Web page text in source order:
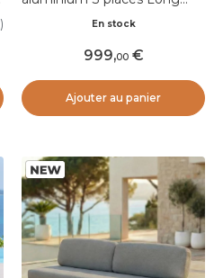
) En stock
999,00
Ajouter au panier